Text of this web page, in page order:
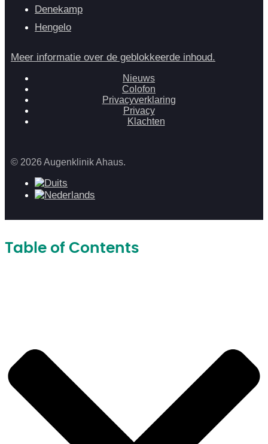
Denekamp
Hengelo
Meer informatie over de geblokkeerde inhoud.
Nieuws
Colofon
Privacyverklaring
Privacy
Klachten
© 2026 Augenklinik Ahaus.
Table of Contents